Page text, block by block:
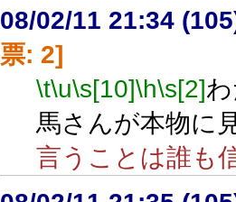
08/02/11 21:34
票: 2]
\t\u\s[10]\h\s[2]
馬さんが本物に
言うことは誰も